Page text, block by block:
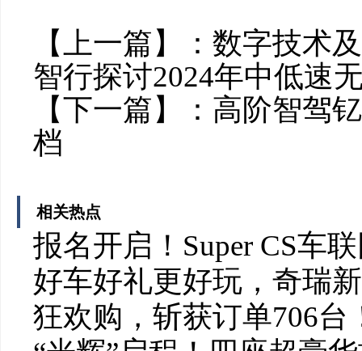
【上一篇】： 数字技术
智行探讨2024年中低速
【下一篇】： 高阶智驾
档
相关热点
报名开启！Super CS车
好车好礼更好玩，奇瑞
狂欢购，斩获订单706台